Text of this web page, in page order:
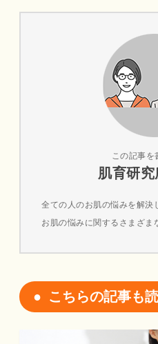
この記事を
肌育研
全ての人のお肌の悩みを解決
お肌の悩みに関するさまざま
こちらの記事も